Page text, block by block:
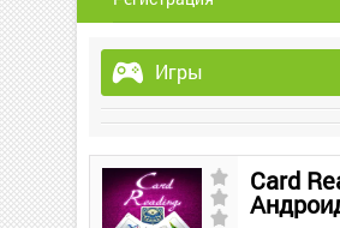
Игры
Card